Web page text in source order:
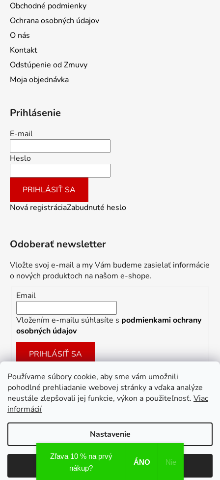
Používame súbory cookie, aby sme vám umožnili
pohodlné prehliadanie webovej stránky a vďaka analýze
neustále zlepšovali jej funkcie, výkon a použiteľnosť. Viac
informácií
Nastavenie
Odmietnuť Súhlasím
Obchodné podmienky
Ochrana osobných údajov
O nás
Kontakt
Odstúpenie od Zmuvy
Moja objednávka
Prihlásenie
E-mail
Heslo
PRIHLÁSIŤ SA
Nová registráciaZabudnuté heslo
Odoberať newsletter
Vložte svoj e-mail a my Vám budeme zasielať informácie
o nových produktoch na našom e-shope.
Email
Vložením e-mailu súhlasíte s podmienkami ochrany
osobných údajov
PRIHLÁSIŤ SA
Facebook
Vytvoril Shoptet
Copyright 2026Dekoracie-darceky.sk
. Všetky práva
Zľava 10 % na prvý
nákup?
ÁNO Nie